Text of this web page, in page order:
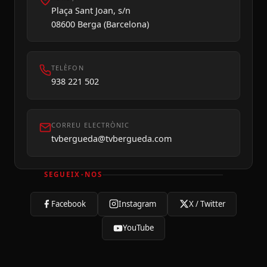
Plaça Sant Joan, s/n
08600 Berga (Barcelona)
TELÈFON
938 221 502
CORREU ELECTRÒNIC
tvbergueda@tvbergueda.com
SEGUEIX-NOS
Facebook Instagram X / Twitter
YouTube